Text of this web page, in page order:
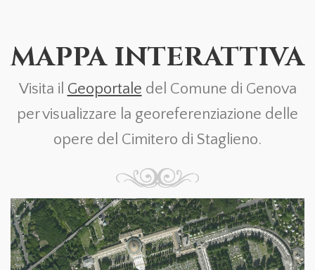
MAPPA INTERATTIVA
Visita il Geoportale del Comune di Genova
per visualizzare la georeferenziazione delle
opere del Cimitero di Staglieno.